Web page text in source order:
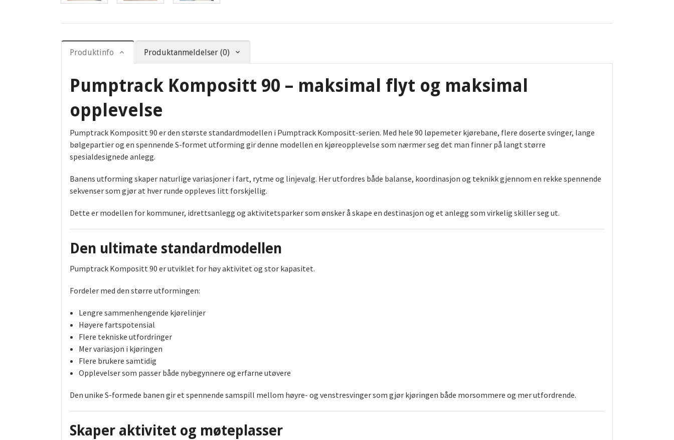
Produktinfo Produktanmeldelser (0)
Pumptrack Kompositt 90 – maksimal flyt og maksimal
opplevelse
Pumptrack Kompositt 90 er den største standardmodellen i Pumptrack Kompositt-serien. Med hele 90 løpemeter kjørebane, flere doserte svinger, lange
bølgepartier og en spennende S-formet utforming gir denne modellen en kjøreopplevelse som nærmer seg det man finner på langt større
spesialdesignede anlegg.
Banens utforming skaper naturlige variasjoner i fart, rytme og linjevalg. Her utfordres både balanse, koordinasjon og teknikk gjennom en rekke spennende
sekvenser som gjør at hver runde oppleves litt forskjellig.
Dette er modellen for kommuner, idrettsanlegg og aktivitetsparker som ønsker å skape en destinasjon og et anlegg som virkelig skiller seg ut.
Den ultimate standardmodellen
Pumptrack Kompositt 90 er utviklet for høy aktivitet og stor kapasitet.
Fordeler med den større utformingen:
Lengre sammenhengende kjørelinjer
Høyere fartspotensial
Flere tekniske utfordringer
Mer variasjon i kjøringen
Flere brukere samtidig
Opplevelser som passer både nybegynnere og erfarne utøvere
Den unike S-formede banen gir et spennende samspill mellom høyre- og venstresvinger som gjør kjøringen både morsommere og mer utfordrende.
Skaper aktivitet og møteplasser